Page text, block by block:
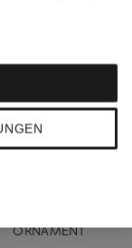
ORNAMENT